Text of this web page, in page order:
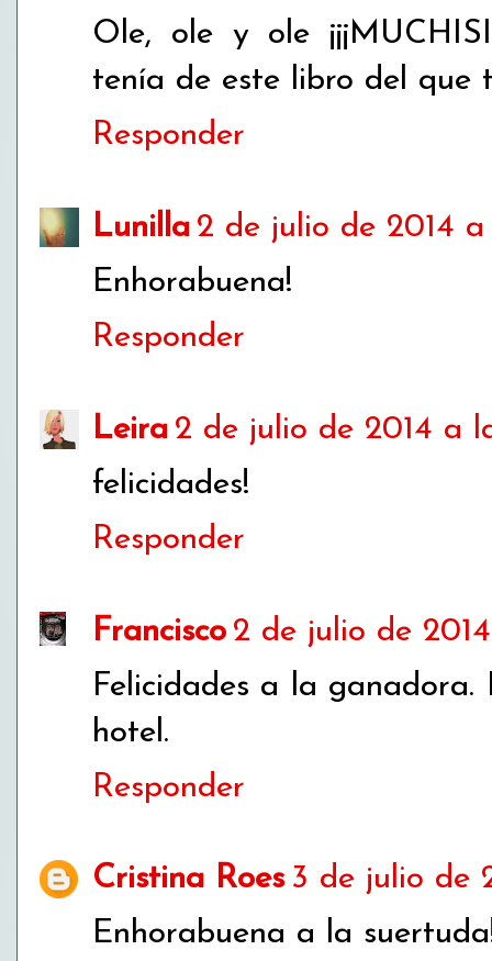
Ole, ole y ole
tenía de este libro del que
Responder
Lunilla 2 de julio de 2014 a
Enhorabuena!
Responder
Leira 2 de julio de 2014 a
felicidades!
Responder
Francisco 2 de julio de
Felicidades a la
hotel.
Responder
Cristina Roes 3 de julio de
Enhorabuena a la